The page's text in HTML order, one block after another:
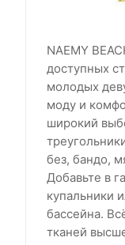
NAEMY
доступных
молодых
моду и
широкий
без, бандо,
Добавьте в
купальники
бассейна.
тканей